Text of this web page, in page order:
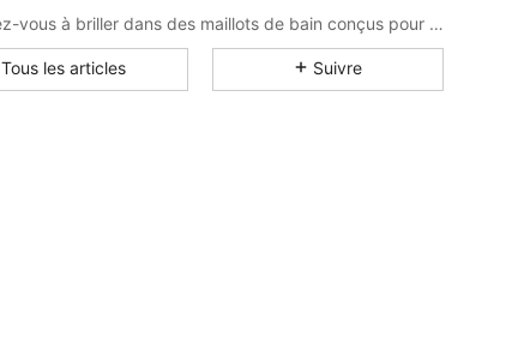
4.93
Préparez-vous à briller dans des maillots de bain conçus pour s'adapter à toutes les vibes !
Tous les articles Suivre